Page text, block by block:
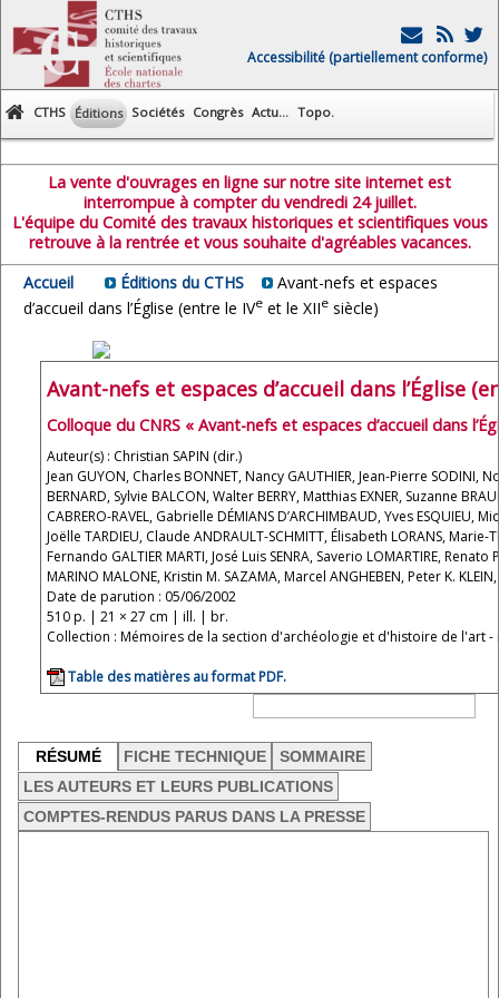
Accessibilité (partiellement conforme)
CTHS Éditions Sociétés Congrès Actu... Topo.
La vente d'ouvrages en ligne sur notre site internet est
interrompue à compter du vendredi 24 juillet.
L'équipe du Comité des travaux historiques et scientifiques vous
retrouve à la rentrée et vous souhaite d'agréables vacances.
Accueil
Éditions du CTHS
Avant-nefs et espaces
d’accueil dans l’Église (entre le IVe et le XIIe siècle)
Avant-nefs et espaces d’accueil dans l’Église
Colloque du CNRS « Avant-nefs et espaces d’accueil dans
Auteur(s) : Christian SAPIN (dir.)
Jean GUYON, Charles BONNET, Nancy GAUTHIER, Jean-Pierre SODINI,
BERNARD, Sylvie BALCON, Walter BERRY, Matthias EXNER, Suzanne
CABRERO-RAVEL, Gabrielle DÉMIANS D’ARCHIMBAUD, Yves ESQUIEU,
Joëlle TARDIEU, Claude ANDRAULT-SCHMITT, Élisabeth LORANS, Marie-
Fernando GALTIER MARTI, José Luis SENRA, Saverio LOMARTIRE,
MARINO MALONE, Kristin M. SAZAMA, Marcel ANGHEBEN, Peter K.
Date de parution : 05/06/2002
510 p. | 21 × 27 cm | ill. | br.
Collection : Mémoires de la section d'archéologie et d'histoire de l'art -
Table des matières au format PDF.
RÉSUMÉ FICHE TECHNIQUE
SOMMAIRE
LES AUTEURS ET LEURS PUBLICATIONS
COMPTES-RENDUS PARUS DANS LA PRESSE